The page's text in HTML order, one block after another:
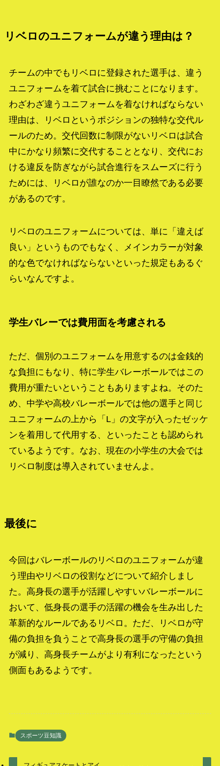
リベロのユニフォームが違う理由は？
チームの中でもリベロに登録された選手は、違う
ユニフォームを着て試合に挑むことになります。
わざわざ違うユニフォームを着なければならない
理由は、リベロというポジションの独特な交代ル
ールのため。交代回数に制限がないリベロは試合
中にかなり頻繁に交代することとなり、交代にお
ける違反を防ぎながら試合進行をスムーズに行う
ためには、リベロが誰なのか一目瞭然である必要
があるのです。
リベロのユニフォームについては、単に「違えば
良い」というものでもなく、メインカラーが対象
的な色でなければならないといった規定もあるぐ
らいなんですよ。
学生バレーでは費用面を考慮される
ただ、個別のユニフォームを用意するのは金銭的
な負担にもなり、特に学生バレーボールではこの
費用が重たいということもありますよね。そのた
め、中学や高校バレーボールでは他の選手と同じ
ユニフォームの上から「L」の文字が入ったゼッケ
ンを着用して代用する、といったことも認められ
ているようです。なお、現在の小学生の大会では
リベロ制度は導入されていませんよ。
最後に
今回はバレーボールのリベロのユニフォームが違
う理由やリベロの役割などについて紹介しまし
た。高身長の選手が活躍しやすいバレーボールに
おいて、低身長の選手の活躍の機会を生み出した
革新的なルールであるリベロ。ただ、リベロが守
備の負担を負うことで高身長の選手の守備の負担
が減り、高身長チームがより有利になったという
側面もあるようです。
スポーツ豆知識